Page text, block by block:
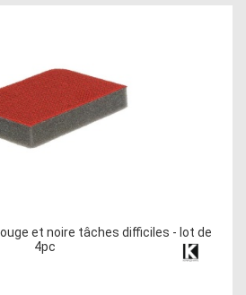
et noire tâches difficiles - lot de
4pc